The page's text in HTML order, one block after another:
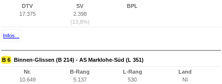
DTV
17.375
SV
2.398
(13,8%)
BPL
Infos...
B 6 Binnen-Glissen (B 214) - AS Marklohe-Süd (L 351)
Nr.
10.649
B-Rang
5.137
L-Rang
530
Land
NI